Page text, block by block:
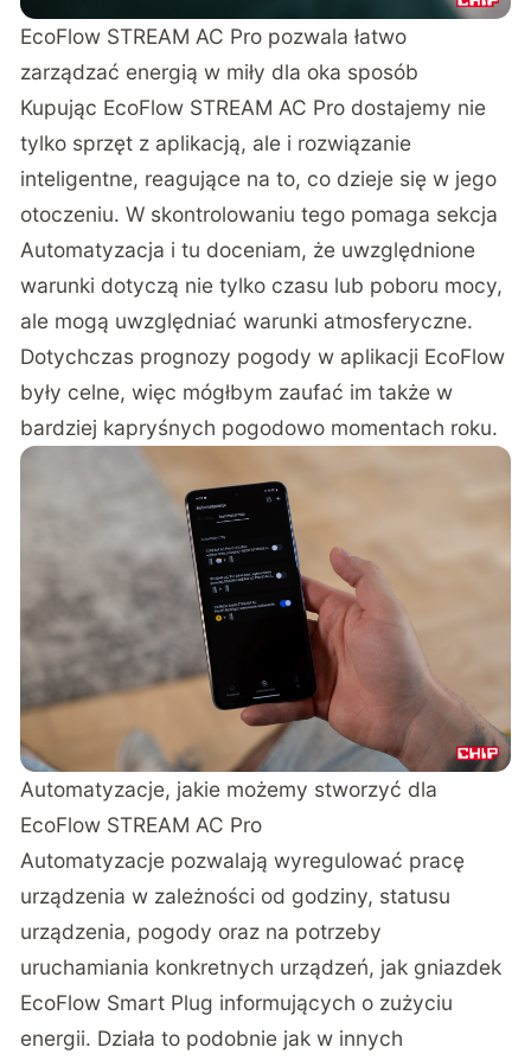
EcoFlow STREAM AC Pro pozwala łatwo
zarządzać energią w miły dla oka sposób
Kupując EcoFlow STREAM AC Pro dostajemy nie
tylko sprzęt z aplikacją, ale i rozwiązanie
inteligentne, reagujące na to, co dzieje się w jego
otoczeniu. W skontrolowaniu tego pomaga sekcja
Automatyzacja i tu doceniam, że uwzględnione
warunki dotyczą nie tylko czasu lub poboru mocy,
ale mogą uwzględniać warunki atmosferyczne.
Dotychczas prognozy pogody w aplikacji EcoFlow
były celne, więc mógłbym zaufać im także w
bardziej kapryśnych pogodowo momentach roku.
Automatyzacje, jakie możemy stworzyć dla
EcoFlow STREAM AC Pro
Automatyzacje pozwalają wyregulować pracę
urządzenia w zależności od godziny, statusu
urządzenia, pogody oraz na potrzeby
uruchamiania konkretnych urządzeń, jak gniazdek
EcoFlow Smart Plug informujących o zużyciu
energii. Działa to podobnie jak w innych